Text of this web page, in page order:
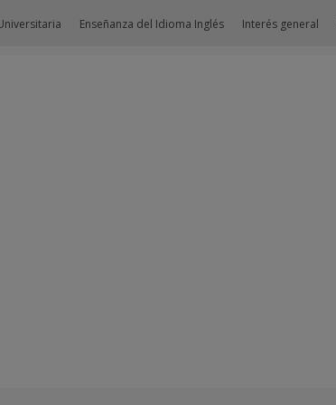
Enseñanza del Idioma Inglés Interés general